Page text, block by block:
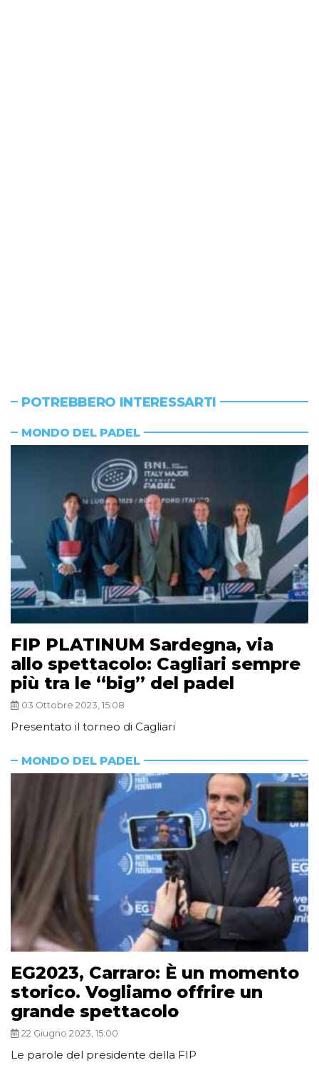
POTREBBERO INTERESSARTI
MONDO DEL PADEL
FIP PLATINUM Sardegna, via
allo spettacolo: Cagliari sempre
più tra le “big” del padel
03 Ottobre 2023, 15:08
Presentato il torneo di Cagliari
MONDO DEL PADEL
EG2023, Carraro: È un momento
storico. Vogliamo offrire un
grande spettacolo
22 Giugno 2023, 15:00
Le parole del presidente della FIP